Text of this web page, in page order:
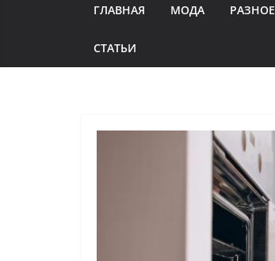
ГЛАВНАЯ МОДА РАЗНОЕ
СТАТЬИ